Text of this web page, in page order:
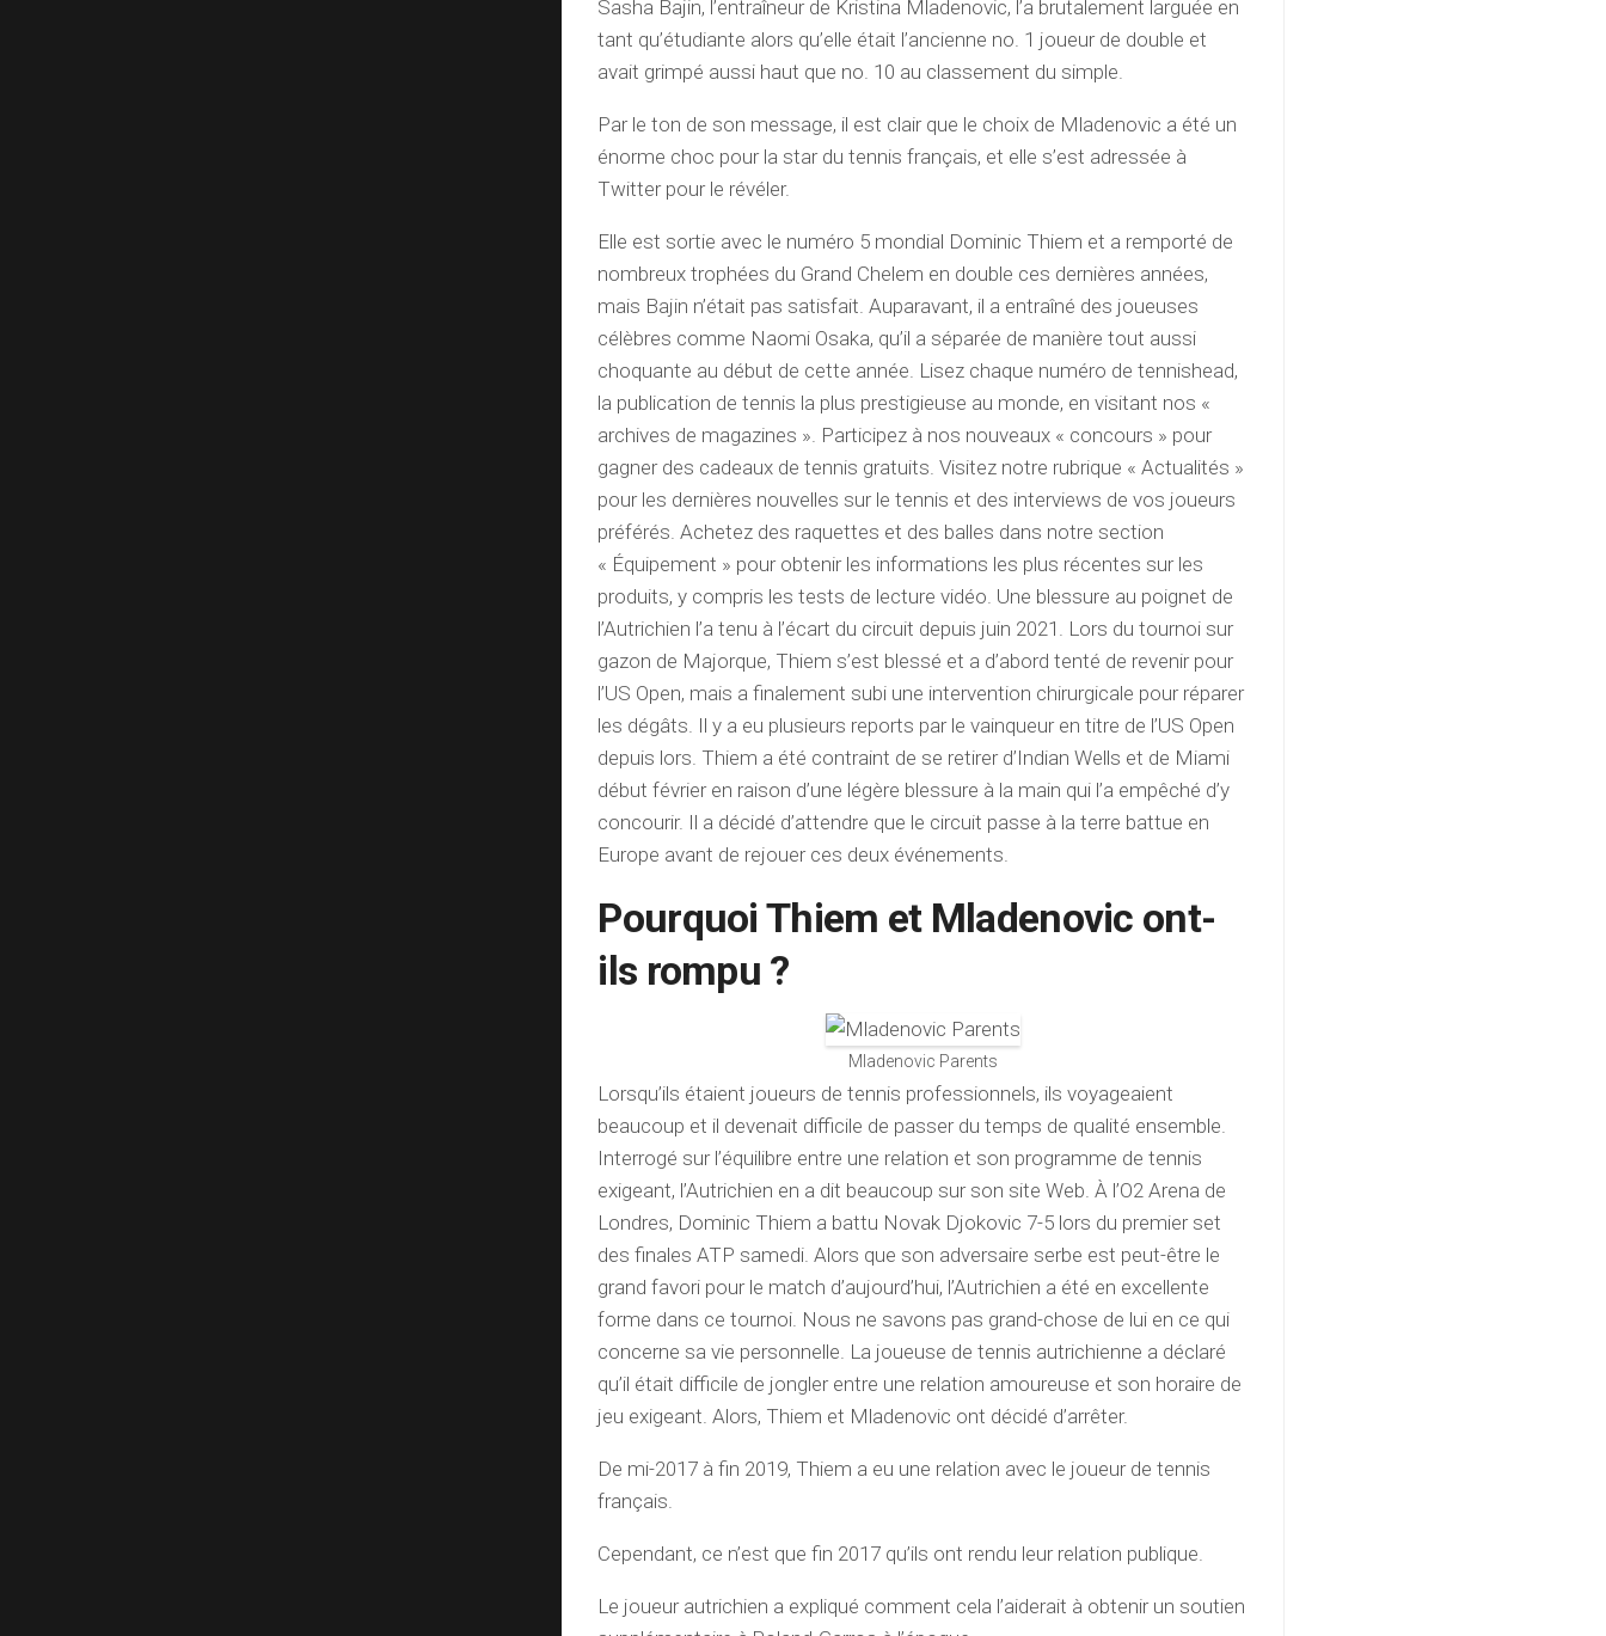
Sasha Bajin, l’entraîneur de Kristina Mladenovic, l’a brutalement larguée en
tant qu’étudiante alors qu’elle était l’ancienne no. 1 joueur de double et
avait grimpé aussi haut que no. 10 au classement du simple.
Par le ton de son message, il est clair que le choix de Mladenovic a été un
énorme choc pour la star du tennis français, et elle s’est adressée à
Twitter pour le révéler.
Elle est sortie avec le numéro 5 mondial Dominic Thiem et a remporté de
nombreux trophées du Grand Chelem en double ces dernières années,
mais Bajin n’était pas satisfait. Auparavant, il a entraîné des joueuses
célèbres comme Naomi Osaka, qu’il a séparée de manière tout aussi
choquante au début de cette année. Lisez chaque numéro de tennishead,
la publication de tennis la plus prestigieuse au monde, en visitant nos «
archives de magazines ». Participez à nos nouveaux « concours » pour
gagner des cadeaux de tennis gratuits. Visitez notre rubrique « Actualités »
pour les dernières nouvelles sur le tennis et des interviews de vos joueurs
préférés. Achetez des raquettes et des balles dans notre section
« Équipement » pour obtenir les informations les plus récentes sur les
produits, y compris les tests de lecture vidéo. Une blessure au poignet de
l’Autrichien l’a tenu à l’écart du circuit depuis juin 2021. Lors du tournoi sur
gazon de Majorque, Thiem s’est blessé et a d’abord tenté de revenir pour
l’US Open, mais a finalement subi une intervention chirurgicale pour réparer
les dégâts. Il y a eu plusieurs reports par le vainqueur en titre de l’US Open
depuis lors. Thiem a été contraint de se retirer d’Indian Wells et de Miami
début février en raison d’une légère blessure à la main qui l’a empêché d’y
concourir. Il a décidé d’attendre que le circuit passe à la terre battue en
Europe avant de rejouer ces deux événements.
Pourquoi Thiem et Mladenovic ont-
ils rompu ?
Mladenovic Parents
Lorsqu’ils étaient joueurs de tennis professionnels, ils voyageaient
beaucoup et il devenait difficile de passer du temps de qualité ensemble.
Interrogé sur l’équilibre entre une relation et son programme de tennis
exigeant, l’Autrichien en a dit beaucoup sur son site Web. À l’O2 Arena de
Londres, Dominic Thiem a battu Novak Djokovic 7-5 lors du premier set
des finales ATP samedi. Alors que son adversaire serbe est peut-être le
grand favori pour le match d’aujourd’hui, l’Autrichien a été en excellente
forme dans ce tournoi. Nous ne savons pas grand-chose de lui en ce qui
concerne sa vie personnelle. La joueuse de tennis autrichienne a déclaré
qu’il était difficile de jongler entre une relation amoureuse et son horaire de
jeu exigeant. Alors, Thiem et Mladenovic ont décidé d’arrêter.
De mi-2017 à fin 2019, Thiem a eu une relation avec le joueur de tennis
français.
Cependant, ce n’est que fin 2017 qu’ils ont rendu leur relation publique.
Le joueur autrichien a expliqué comment cela l’aiderait à obtenir un soutien